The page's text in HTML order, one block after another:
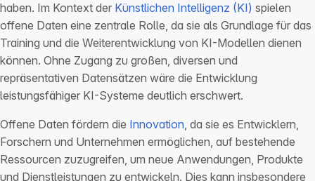
haben. Im Kontext der Künstlichen Intelligenz (KI) spielen
offene Daten eine zentrale Rolle, da sie als Grundlage für das
Training und die Weiterentwicklung von KI-Modellen dienen
können. Ohne Zugang zu großen, diversen und
repräsentativen Datensätzen wäre die Entwicklung
leistungsfähiger KI-Systeme deutlich erschwert.
Offene Daten fördern die Innovation, da sie es Entwicklern,
Forschern und Unternehmen ermöglichen, auf bestehende
Ressourcen zuzugreifen, um neue Anwendungen, Produkte
und Dienstleistungen zu entwickeln. Dies kann insbesondere